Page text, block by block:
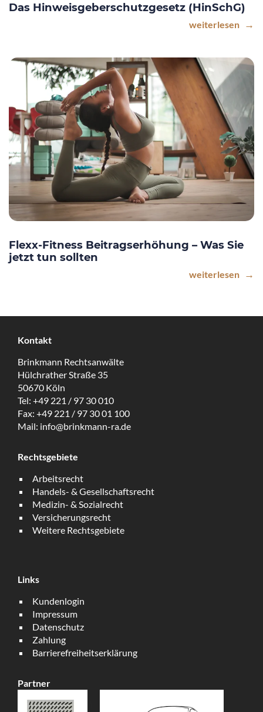
Das Hinweisgeberschutzgesetz (HinSchG)
weiterlesen
Flexx-Fitness Beitragserhöhung – Was Sie
jetzt tun sollten
weiterlesen
Kontakt
Brinkmann Rechtsanwälte
Hülchrather Straße 35
50670 Köln
Tel: +49 221 / 97 30 010
Fax: +49 221 / 97 30 01 100
Mail: info@brinkmann-ra.de
Rechtsgebiete
Arbeitsrecht
Handels- & Gesellschaftsrecht
Medizin- & Sozialrecht
Versicherungsrecht
Weitere Rechtsgebiete
Links
Kundenlogin
Impressum
Datenschutz
Zahlung
Barrierefreiheitserklärung
Partner